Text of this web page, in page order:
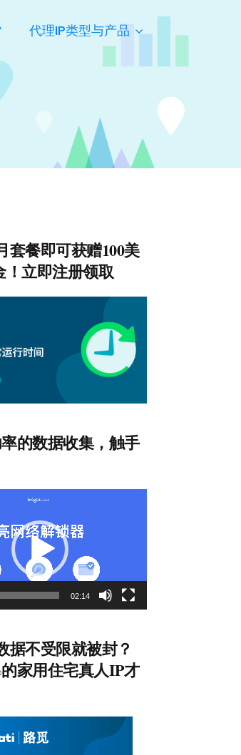
代理IP类型与产品
套餐即可获赠100美
！立即注册领取
的数据收集，触手
02:14
据不受限就被封？
家用住宅真人IP才